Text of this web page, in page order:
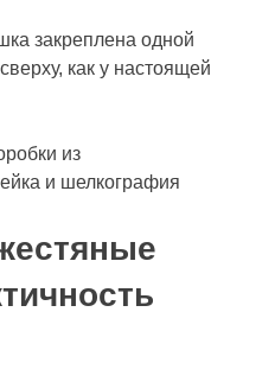
закреплена одной
как у настоящей
из
и шелкография